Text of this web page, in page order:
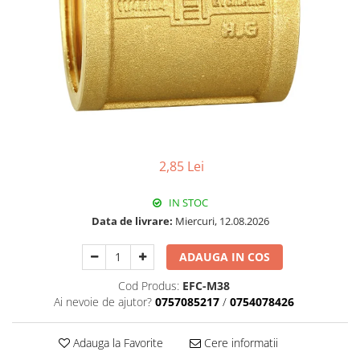
Pachet Centrale Termice
Instant pe gaz natural si GPL
Accesorii centrale pe GAZ si GPL
Cazane, Centrale si Termoseminee
cu functionare pe peleti
Radiatoare/Calorifere
Radiatoare/Calorifere din otel
Radiatoare/Calorifere din otel
Korado
Radiatoare/Calorifere Copa
2,85 Lei
IN STOC
Data de livrare: Miercuri, 12.08.2026
ADAUGA IN COS
Cod Produs: EFC-M38
Ai nevoie de ajutor? 0757085217 / 0754078426
Adauga la Favorite Cere informatii